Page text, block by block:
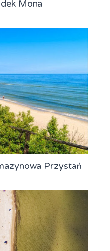
Mona
Przystań